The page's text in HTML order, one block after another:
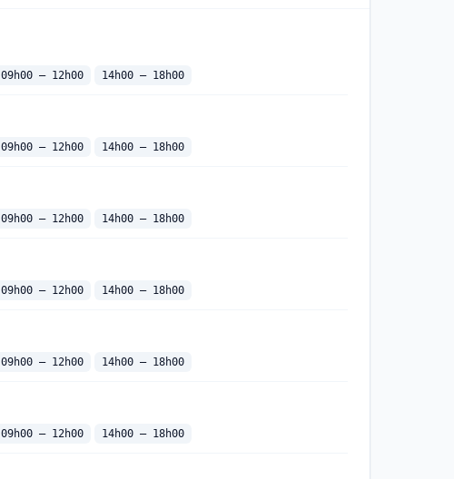
09h00 — 12h00 14h00 — 18h00
09h00 — 12h00 14h00 — 18h00
09h00 — 12h00 14h00 — 18h00
09h00 — 12h00 14h00 — 18h00
09h00 — 12h00 14h00 — 18h00
09h00 — 12h00 14h00 — 18h00